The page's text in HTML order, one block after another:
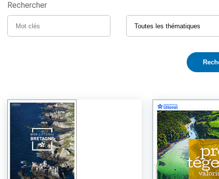
Rechercher